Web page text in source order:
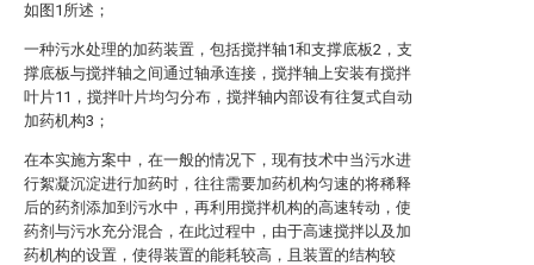
如图1所述；
一种污水处理的加药装置，包括搅拌轴1和支撑底板2，支
撑底板与搅拌轴之间通过轴承连接，搅拌轴上安装有搅拌
叶片11，搅拌叶片均匀分布，搅拌轴内部设有往复式自动
加药机构3；
在本实施方案中，在一般的情况下，现有技术中当污水进
行絮凝沉淀进行加药时，往往需要加药机构匀速的将稀释
后的药剂添加到污水中，再利用搅拌机构的高速转动，使
药剂与污水充分混合，在此过程中，由于高速搅拌以及加
药机构的设置，使得装置的能耗较高，且装置的结构较